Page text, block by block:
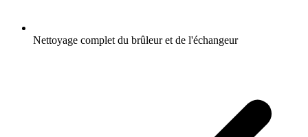
Nettoyage complet du brûleur et de l'échangeur